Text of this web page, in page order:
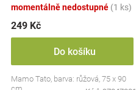
momentálně nedostupné (1 ks)
249 Kč
Do košíku
Mamo Tato, barva: růžová, 75 x 90
cm.